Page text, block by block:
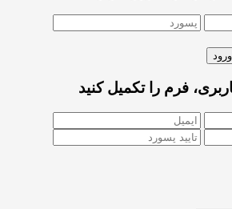
فرم را تکمیل کنید